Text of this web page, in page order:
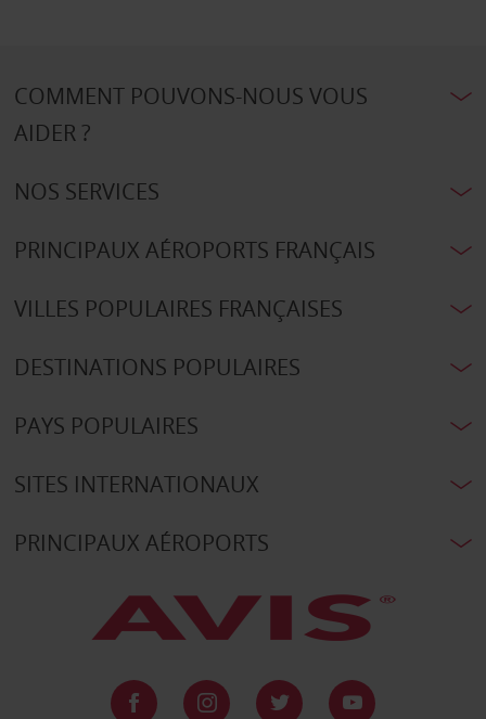
COMMENT POUVONS-NOUS VOUS
AIDER ?
NOS SERVICES
PRINCIPAUX AÉROPORTS FRANÇAIS
VILLES POPULAIRES FRANÇAISES
DESTINATIONS POPULAIRES
PAYS POPULAIRES
SITES INTERNATIONAUX
PRINCIPAUX AÉROPORTS